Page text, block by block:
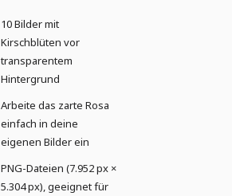
10 Bilder mit
Kirschblüten vor
transparentem
Hintergrund
Arbeite das zarte Rosa
einfach in deine
eigenen Bilder ein
PNG-Dateien (7.952 px ×
5.304 px), geeignet für